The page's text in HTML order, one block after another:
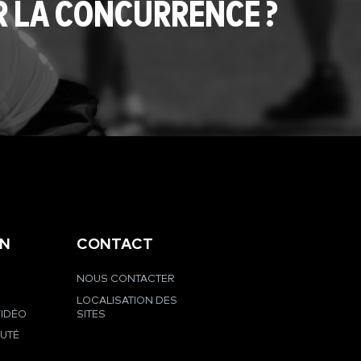
CONCURRENCE ?
CONTACT
NOUS CONTACTER
LOCALISATION DES
SITES